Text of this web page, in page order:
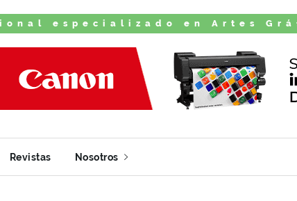
especializado en Artes
Revistas Nosotros